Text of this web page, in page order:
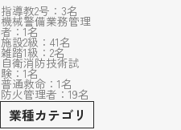
指導教2号：3名
機械警備業務管理
者：1名
施設2級：41名
雑踏1級：2名
自衛消防技術試
験：1名
普通救命：1名
防火管理者：19名
業種カテゴリ